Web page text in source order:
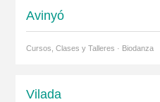
Avinyó
Cursos, Clases y Talleres · Biodanza
Vilada